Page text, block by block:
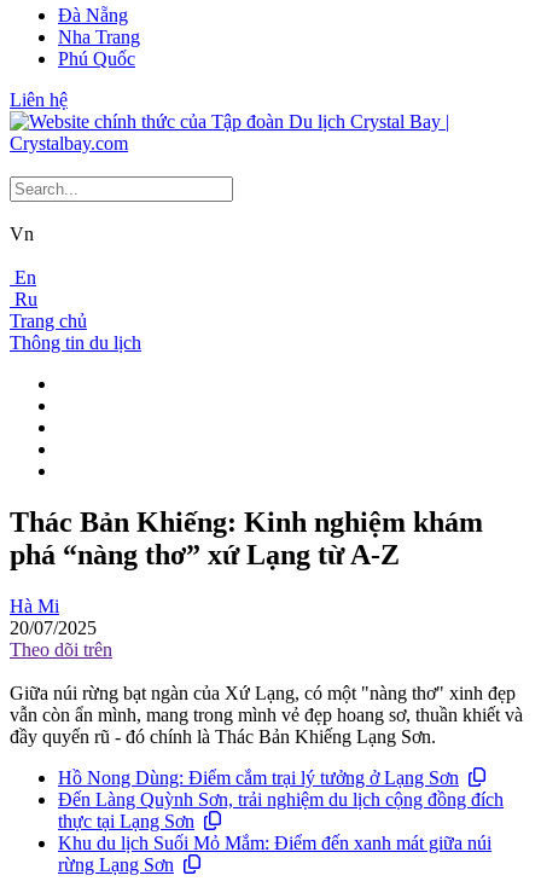
Đà Nẵng
Nha Trang
Phú Quốc
Liên hệ
Vn
En
Ru
Trang chủ
Thông tin du lịch
Thác Bản Khiếng: Kinh nghiệm khám
phá “nàng thơ” xứ Lạng từ A-Z
Hà Mi
20/07/2025
Theo dõi trên
Giữa núi rừng bạt ngàn của Xứ Lạng, có một "nàng thơ" xinh đẹp
vẫn còn ẩn mình, mang trong mình vẻ đẹp hoang sơ, thuần khiết và
đầy quyến rũ - đó chính là Thác Bản Khiếng Lạng Sơn.
Hồ Nong Dùng: Điểm cắm trại lý tưởng ở Lạng Sơn
Đến Làng Quỳnh Sơn, trải nghiệm du lịch cộng đồng đích
thực tại Lạng Sơn
Khu du lịch Suối Mỏ Mắm: Điểm đến xanh mát giữa núi
rừng Lạng Sơn